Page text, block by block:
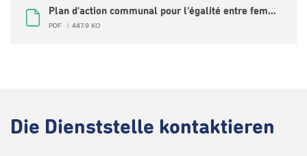
Plan d'action communal pour l'égalité entre femmes et hommes 2015-2018 (FR)
PDF 447.9 KO
Die Dienststelle kontaktieren